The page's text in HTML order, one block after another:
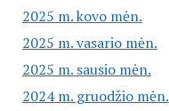
2025 m. kovo mėn.
2025 m. vasario mėn.
2025 m. sausio mėn.
2024 m. gruodžio mėn.